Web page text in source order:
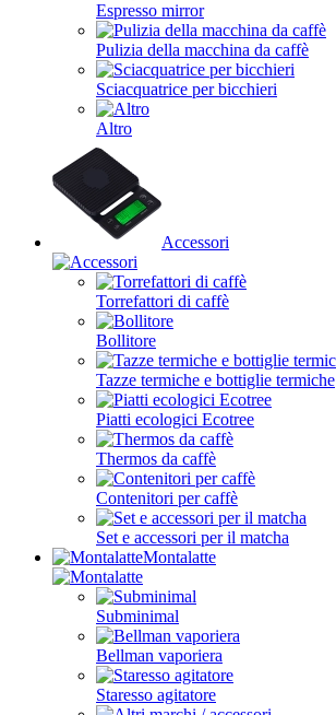
Espresso mirror
Pulizia della macchina da caffè
Sciacquatrice per bicchieri
Altro
Accessori
Torrefattori di caffè
Bollitore
Tazze termiche e bottiglie termiche
Piatti ecologici Ecotree
Thermos da caffè
Contenitori per caffè
Set e accessori per il matcha
Montalatte
Subminimal
Bellman vaporiera
Staresso agitatore